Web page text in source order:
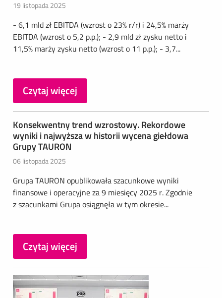
19 listopada 2025
- 6,1 mld zł EBITDA (wzrost o 23% r/r) i 24,5% marży
EBITDA (wzrost o 5,2 p.p.); - 2,9 mld zł zysku netto i
11,5% marży zysku netto (wzrost o 11 p.p.); - 3,7...
Czytaj więcej
Konsekwentny trend wzrostowy. Rekordowe
wyniki i najwyższa w historii wycena giełdowa
Grupy TAURON
06 listopada 2025
Grupa TAURON opublikowała szacunkowe wyniki
finansowe i operacyjne za 9 miesięcy 2025 r. Zgodnie
z szacunkami Grupa osiągnęła w tym okresie...
Czytaj więcej